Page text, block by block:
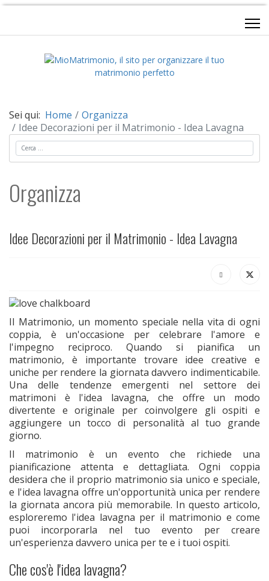
Sei qui: Home
Organizza
Idee Decorazioni per il Matrimonio - Idea Lavagna
Cerca
Organizza
Idee Decorazioni per il Matrimonio - Idea Lavagna
Il Matrimonio, un momento speciale nella vita di ogni
coppia, è un'occasione per celebrare l'amore e
l'impegno reciproco. Quando si pianifica un
matrimonio, è importante trovare idee creative e
uniche per rendere la giornata davvero indimenticabile.
Una delle tendenze emergenti nel settore dei
matrimoni è l'idea lavagna, che offre un modo
divertente e originale per coinvolgere gli ospiti e
aggiungere un tocco di personalità al tuo grande
giorno.
Il matrimonio è un evento che richiede una
pianificazione attenta e dettagliata. Ogni coppia
desidera che il proprio matrimonio sia unico e speciale,
e l'idea lavagna offre un'opportunità unica per rendere
la giornata ancora più memorabile. In questo articolo,
esploreremo l'idea lavagna per il matrimonio e come
puoi incorporarla nel tuo evento per creare
un'esperienza davvero unica per te e i tuoi ospiti.
Che cos'è l'idea lavagna?